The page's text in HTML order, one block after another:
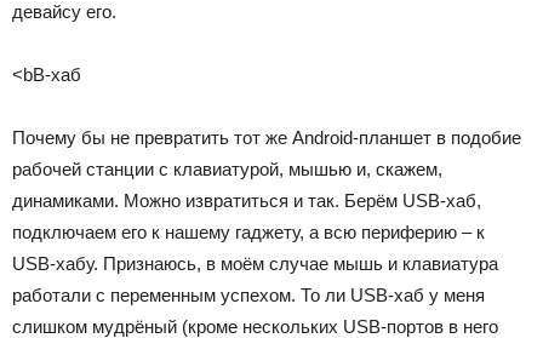
девайсу его.
<bB-хаб
Почему бы не превратить тот же Android-планшет в подобие
рабочей станции с клавиатурой, мышью и, скажем,
динамиками. Можно извратиться и так. Берём USB-хаб,
подключаем его к нашему гаджету, а всю периферию – к
USB-хабу. Признаюсь, в моём случае мышь и клавиатура
работали с переменным успехом. То ли USB-хаб у меня
слишком мудрёный (кроме нескольких USB-портов в него